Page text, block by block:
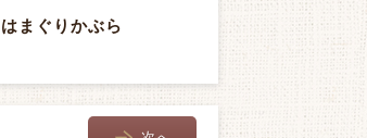
はまぐりかぶら